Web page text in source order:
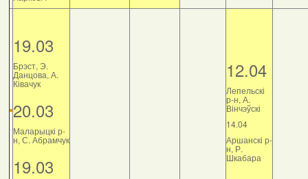
19.03
Брэст, Э.
Данцова, А.
Ківачук
20.03
Маларыцкі р-
н, С. Абрамчук
19.03
12.04
Лепельскі
р-н, А.
Вінчэўскі
14.04
Аршанскі р-
н, Р.
Шкабара